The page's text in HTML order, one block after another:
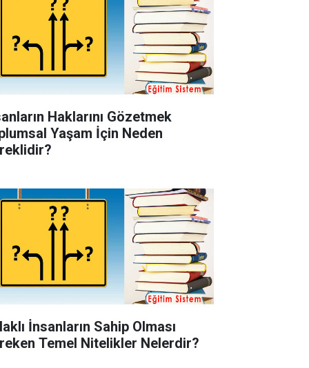
Haklarını Gözetmek
Yaşam İçin Neden
İnsanların Sahip Olması
Temel Nitelikler Nelerdir?